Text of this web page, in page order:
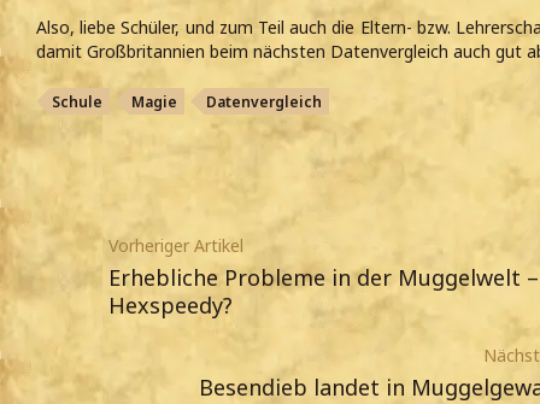
Also, liebe Schüler, und zum Teil auch die Eltern- bzw.
damit Großbritannien beim nächsten Datenvergleich auch gut
Schule Magie Datenvergleich
Vorheriger Artikel
Erhebliche Probleme in der Muggelwelt
Hexspeedy?
Besendieb landet in